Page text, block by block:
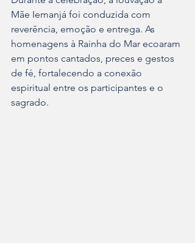
Mãe Iemanjá foi conduzida com
reverência, emoção e entrega. As
homenagens à Rainha do Mar ecoaram
em pontos cantados, preces e gestos
de fé, fortalecendo a conexão
espiritual entre os participantes e o
sagrado.